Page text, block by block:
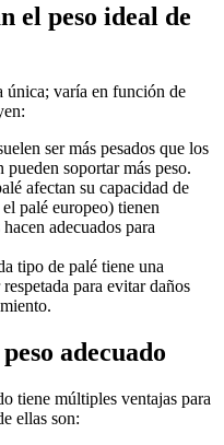
el peso ideal de
única; varía en función de
ser más pesados que los
soportar más peso.
afectan su capacidad de
palé europeo) tienen
adecuados para
tipo de palé tiene una
para evitar daños
adecuado
tiene múltiples ventajas para
ellas son: